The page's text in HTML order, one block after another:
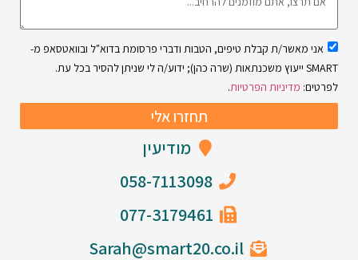
אני מאשר/ת קבלת טיפים, הטבות ודברי פרסומת בדוא"ל ובוואטסאפ מ-
SMART ייעוץ משכנתאות (שרה כהן); ידוע/ה לי שניתן להסיר בכל עת.
לפרטים: מדיניות הפרטיות.
תחזרו אלי
מודיעין
058-7113098
077-3179461
Sarah@smart20.co.il